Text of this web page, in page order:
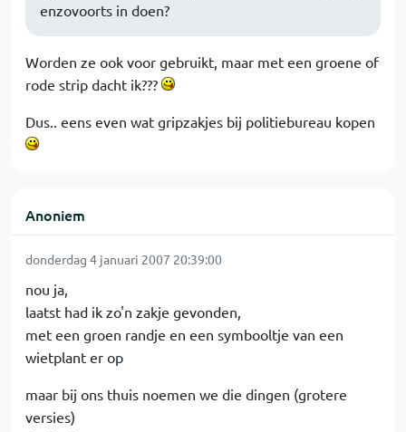
enzovoorts in doen?
Worden ze ook voor gebruikt, maar met een groene of
rode strip dacht ik???
Dus.. eens even wat gripzakjes bij politiebureau kopen
Anoniem
donderdag 4 januari 2007 20:39:00
nou ja,
laatst had ik zo'n zakje gevonden,
met een groen randje en een symbooltje van een
wietplant er op
maar bij ons thuis noemen we die dingen (grotere
versies)